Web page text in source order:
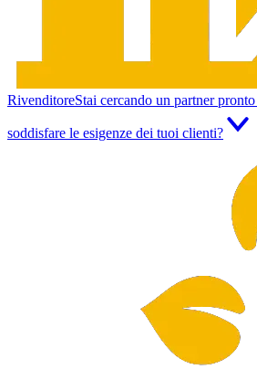
RivenditoreStai cercando un partner
soddisfare le esigenze dei tuoi clienti?